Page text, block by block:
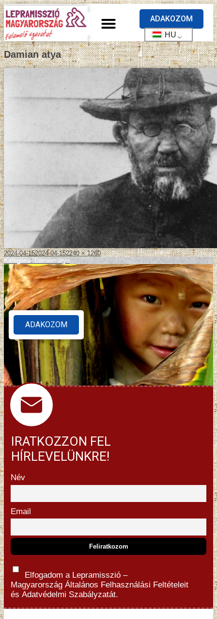
ADAKOZOM
HU
Damian atya
2024-04-152024-04-152240 × 1260
Kategória: Damien atya
ADAKOZOM
IRATKOZZON FEL
HÍRLEVELÜNKRE!
Név
Email
Elfogadom a Lepramisszió –
Magyarország Általános Felhasználási Feltételeit
és Adatvédelmi Szabályzatát.